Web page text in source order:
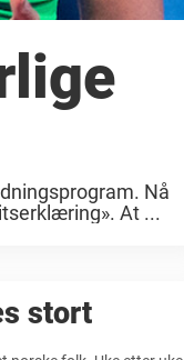
Nå
At ...
stort